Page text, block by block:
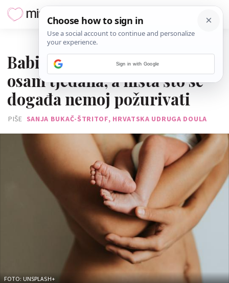
Babinje može trajati i do
osam tjedana, a ništa što se
događa nemoj požurivati
PIŠE SANJA BUKAČ-ŠTRITOF, HRVATSKA UDRUGA DOULA
FOTO: UNSPLASH+
Sign in with Google